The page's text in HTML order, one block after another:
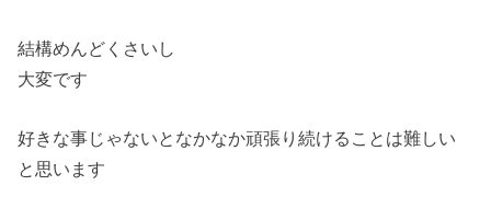
結構めんどくさいし
大変です
好きな事じゃないとなかなか頑張り続けることは難しい
と思います